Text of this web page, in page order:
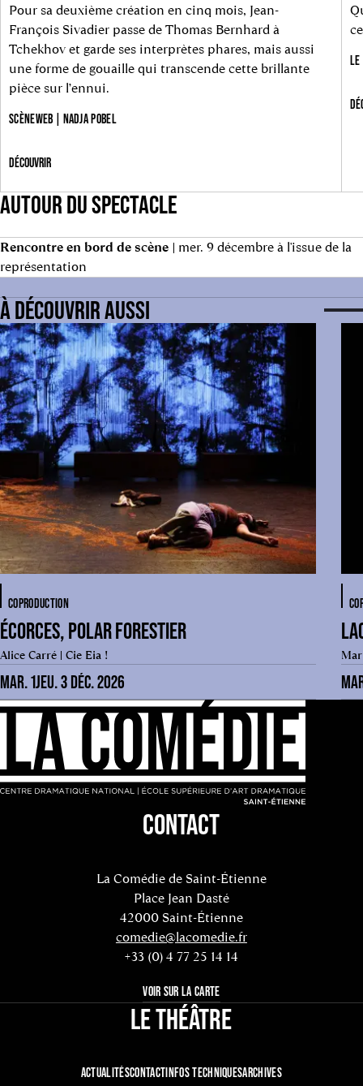
Pour sa deuxième création en cinq mois, Jean-
François Sivadier passe de Thomas Bernhard à
Tchekhov et garde ses interprètes phares, mais aussi
une forme de gouaille qui transcende cette brillante
pièce sur l’ennui.
SCÈNEWEB | NADJA POBEL
DÉCOUVRIR
AUTOUR DU SPECTACLE
Rencontre en bord de scène | mer. 9 décembre à l'issue de la
représentation
À DÉCOUVRIR AUSSI
COPRODUCTION
ÉCORCES, POLAR FORESTIER
Alice Carré | Cie Eia !
MAR. 1JEU. 3 DÉC. 2026
CONTACT
La Comédie de Saint-Étienne
Place Jean Dasté
42000 Saint-Étienne
comedie@lacomedie.fr
+33 (0) 4 77 25 14 14
VOIR SUR LA CARTE
LE THÉÂTRE
ACTUALITÉSCONTACTINFOS TECHNIQUESARCHIVES